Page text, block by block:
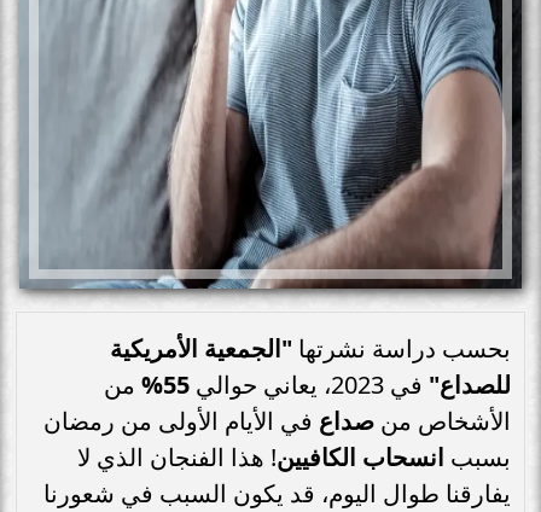
بحسب دراسة نشرتها "الجمعية الأمريكية
للصداع" في 2023، يعاني حوالي 55%
من
الأشخاص من صداع في الأيام الأولى من رمضان
بسبب انسحاب الكافيين! هذا الفنجان الذي لا
يفارقنا طوال اليوم، قد يكون السبب في شعورنا